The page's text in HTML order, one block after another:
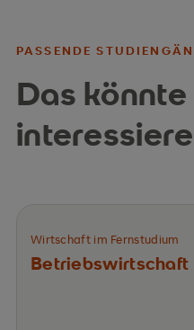
PASSENDE
Das
Wirtschaft im Fernstudium
Betriebswirtschaft